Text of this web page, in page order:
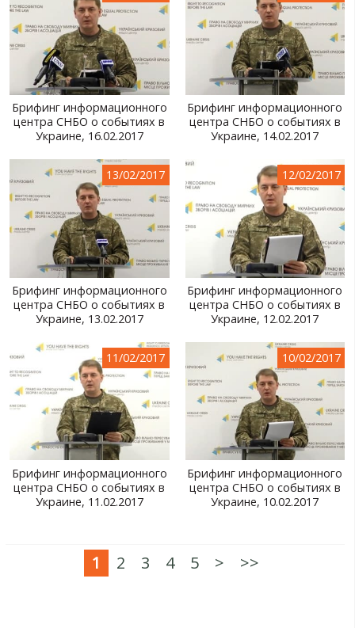
Брифинг информационного
центра СНБО о событиях в
Украине, 16.02.2017
Брифинг информационного
центра СНБО о событиях в
Украине, 14.02.2017
13/02/2017
Брифинг информационного
центра СНБО о событиях в
Украине, 13.02.2017
12/02/2017
Брифинг информационного
центра СНБО о событиях в
Украине, 12.02.2017
11/02/2017
Брифинг информационного
центра СНБО о событиях в
Украине, 11.02.2017
10/02/2017
Брифинг информационного
центра СНБО о событиях в
Украине, 10.02.2017
1 2 3 4 5 > >>